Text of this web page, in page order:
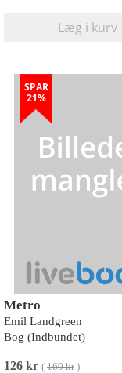
Læg i kurv
SPAR
21%
Metro
Emil Landgreen
Bog (Indbundet)
126 kr ( 160 kr)